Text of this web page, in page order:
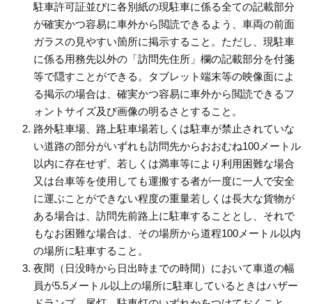
駐車許可証並びに各別紙の現駐車に係る全ての記載部分
が確実かつ容易に車外から閲読できるよう、車両の前面
ガラスの見やすい箇所に掲示すること。ただし、現駐車
に係る用務先以外の「訪問先住所」欄の記載部分を付箋
等で隠すことができる。タブレット端末等の映像面によ
る掲示の場合は、確実かつ容易に車外から閲読できるフ
ォントサイズ及び画像の明るさとすること。
路外駐車場、路上駐車場若しくは駐車が禁止されていな
い道路の部分がいずれも訪問先からおおむね100メートル
以内に存在せず、若しくは満車等により利用困難な場合
又は台車等を使用しても運搬する者が一度に一人で安全
に運ぶことができない程度の重量若しくは長大な貨物が
ある場合は、訪問先前路上に駐車することとし、それで
もなお困難な場合は、その場所から道程100メートル以内
の場所に駐車すること。
夜間（日没時から日出時までの時間）において車道の幅
員が5.5メートル以上の場所に駐車しているときはハザー